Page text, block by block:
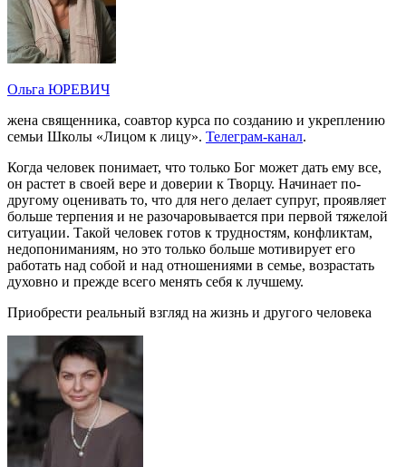
Ольга ЮРЕВИЧ
жена священника, соавтор курса по созданию и укреплению
семьи Школы «Лицом к лицу». Телеграм-канал.
Когда человек понимает, что только Бог может дать ему все,
он растет в своей вере и доверии к Творцу. Начинает по-
другому оценивать то, что для него делает супруг, проявляет
больше терпения и не разочаровывается при первой тяжелой
ситуации. Такой человек готов к трудностям, конфликтам,
недопониманиям, но это только больше мотивирует его
работать над собой и над отношениями в семье, возрастать
духовно и прежде всего менять себя к лучшему.
Приобрести реальный взгляд на жизнь и другого человека